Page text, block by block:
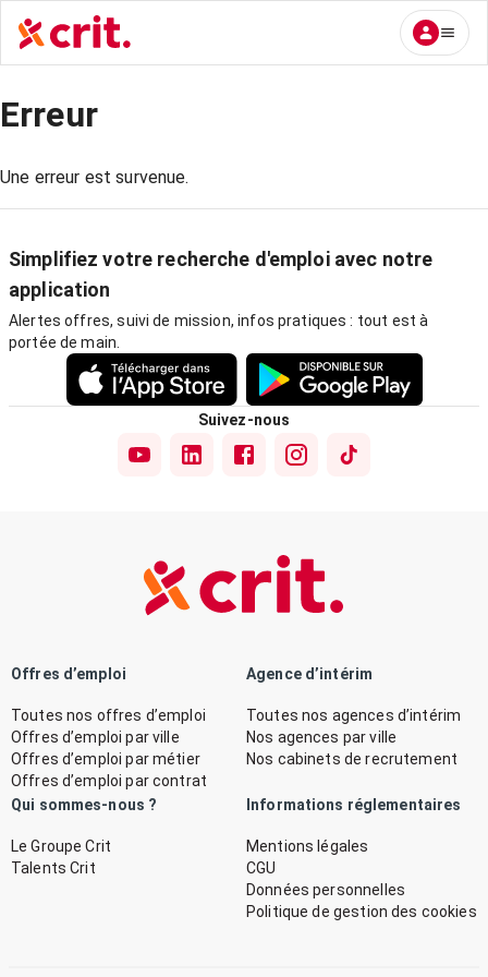
Erreur
Une erreur est survenue.
Simplifiez votre recherche d'emploi avec notre
application
Alertes offres, suivi de mission, infos pratiques : tout est à
portée de main.
Suivez-nous
Offres d’emploi
Toutes nos offres d’emploi
Offres d’emploi par ville
Offres d’emploi par métier
Offres d’emploi par contrat
Agence d’intérim
Toutes nos agences d’intérim
Nos agences par ville
Nos cabinets de recrutement
Qui sommes-nous ?
Le Groupe Crit
Talents Crit
Informations réglementaires
Mentions légales
CGU
Données personnelles
Politique de gestion des cookies